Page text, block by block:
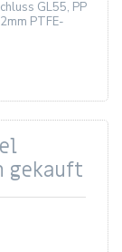
GL55, PP
PTFE-
gekauft